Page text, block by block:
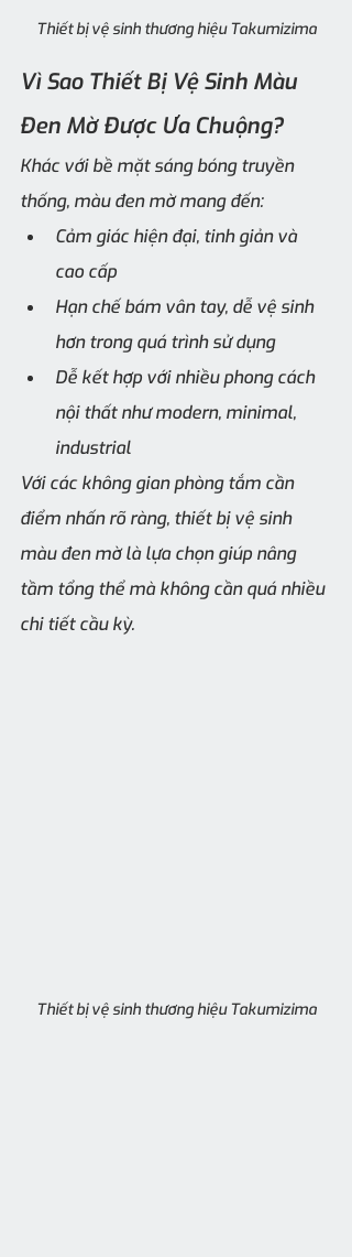
Thiết bị vệ sinh thương hiệu Takumizima
Vì Sao Thiết Bị Vệ Sinh Màu
Đen Mờ Được Ưa Chuộng?
Khác với bề mặt sáng bóng truyền
thống, màu đen mờ mang đến:
Cảm giác hiện đại, tinh giản và
cao cấp
Hạn chế bám vân tay, dễ vệ sinh
hơn trong quá trình sử dụng
Dễ kết hợp với nhiều phong cách
nội thất như modern, minimal,
industrial
Với các không gian phòng tắm cần
điểm nhấn rõ ràng, thiết bị vệ sinh
màu đen mờ là lựa chọn giúp nâng
tầm tổng thể mà không cần quá nhiều
chi tiết cầu kỳ.
Thiết bị vệ sinh thương hiệu Takumizima